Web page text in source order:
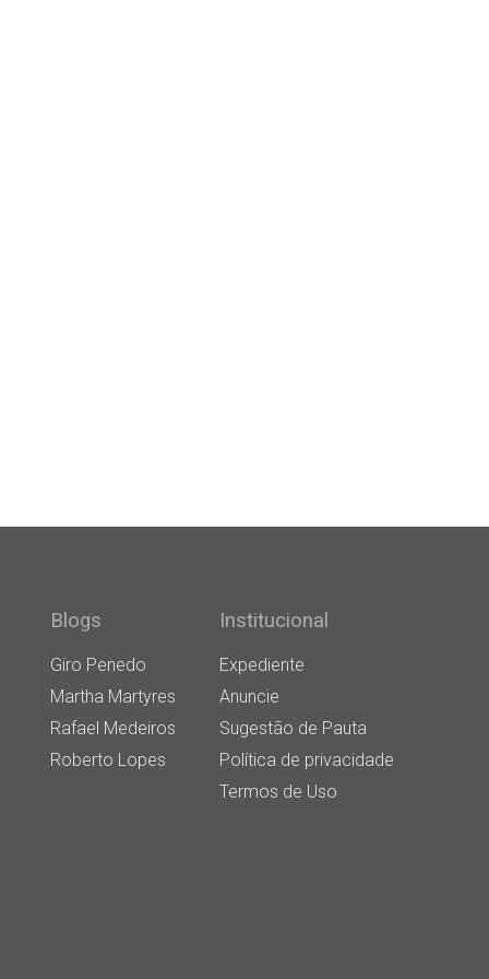
Blogs
Giro Penedo
Martha Martyres
Rafael Medeiros
Roberto Lopes
Institucional
Expediente
Anuncie
Sugestão de Pauta
Política de privacidade
Termos de Uso